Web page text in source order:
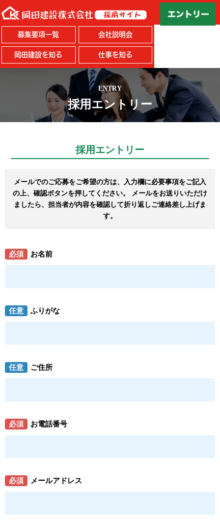
会社説明会
募集要項一覧
仕事を知る
岡田建設を知る
ENTRY
採用エントリー
採用エントリー
メールでのご応募をご希望の方は、入力欄に必要事項をご記入
の上、確認ボタンを押してください。
メールをお送りいただけ
ましたら、担当者が内容を確認して折り返しご連絡差し上げま
す。
必須 お名前
任意 ふりがな
任意 ご住所
必須 お電話番号
必須 メールアドレス